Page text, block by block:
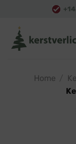
content
Home